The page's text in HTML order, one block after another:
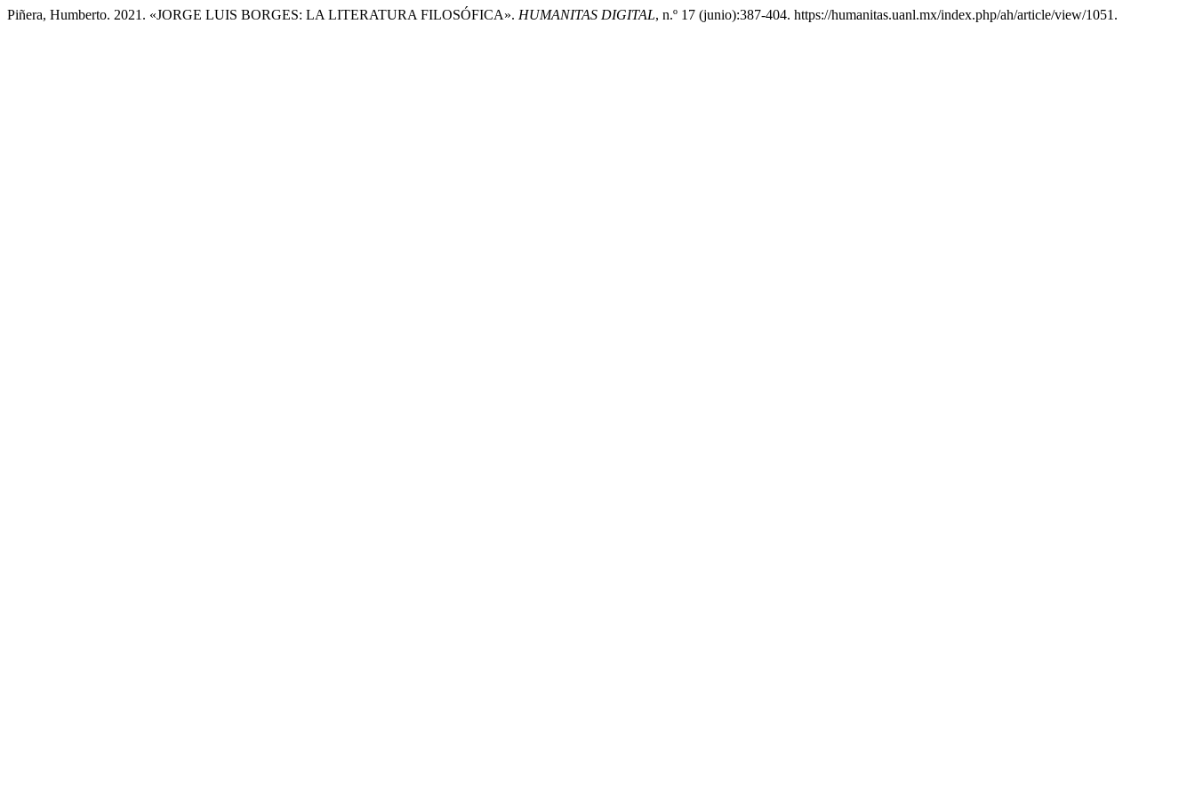
Piñera, Humberto. 2021. «JORGE LUIS BORGES: LA LITERATURA FILOSÓFICA». HUMANITAS DIGITAL, n.º 17 (junio):387-404. https://humanitas.uanl.mx/index.php/ah/article/view/1051.